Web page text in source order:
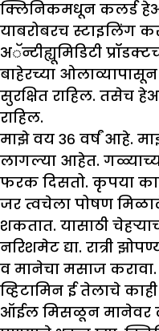
क्लिनिकमधून कलर्ड
याबरोबरच स्टाइलिंग
अॅन्टीह्यूमिडिटी
बाहेरच्या
सुरक्षित राहिल. तसेच
राहिल.
माझेवय ३६ वर्षं आहे. मा
लागल्या आहेत.
फरक दिसतो. कृपया
जर त्वचेला पोषण
शकतात. यासाठी
नरिशमेट द्या. रात्री
व मानेचा मसाज
व्हिटामिन ई तेलाचे
ऑईल मिसळून मानेवर